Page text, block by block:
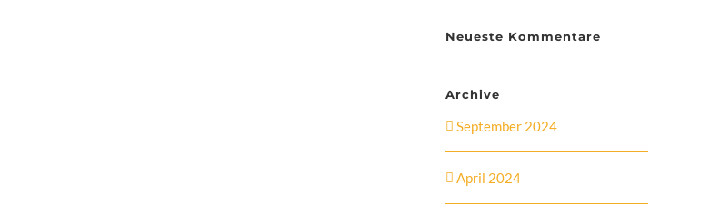
Neueste Kommentare
Archive
September 2024
April 2024